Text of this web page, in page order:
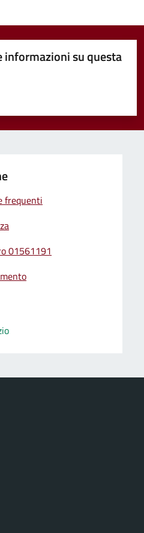
informazioni su questa
su 5
5
frequenti
01561191